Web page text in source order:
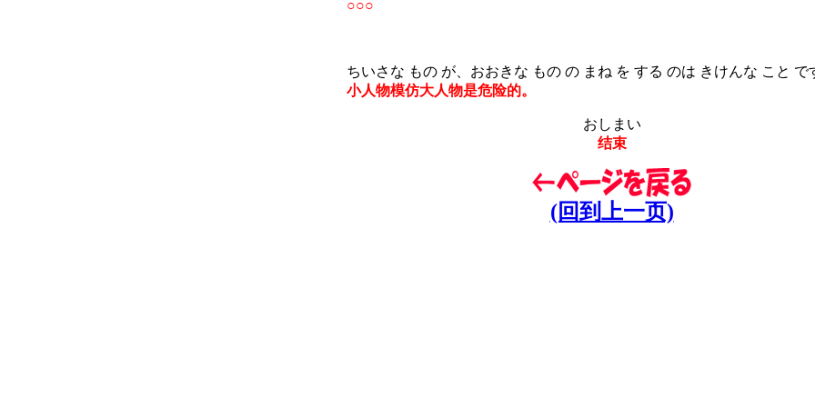
○○○
ちいさな もの が、おおきな もの の まね を する のは きけんな こと で
小人物模仿大人物是危险的。
おしまい
结束
(回到上一页)